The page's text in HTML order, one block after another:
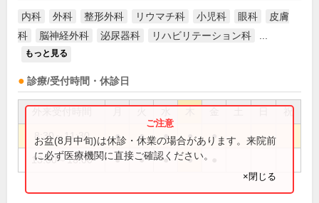
内科 外科 整形外科 リウマチ科 小児科 眼科
皮膚
科
脳神経外科 泌尿器科 リハビリテーション科
もっと見る
診療/受付時間・休診日
祝
8:30～11:30 ● ● ● ● ●
13:00～16:00 ● ● ● ●
お盆(8月中旬)は休診・休業の場合があります。来院前
に必ず医療機関に直接ご確認ください。
×閉じる